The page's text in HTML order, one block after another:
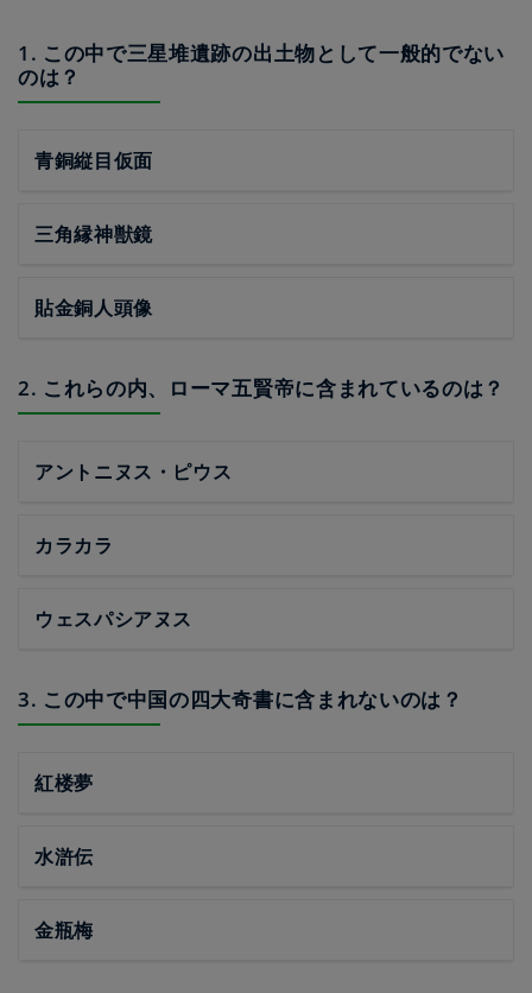
1. この中で三星堆遺跡の出土物として一般的でない
のは？
青銅縦目仮面
三角縁神獣鏡
貼金銅人頭像
2. これらの内、ローマ五賢帝に含まれているのは？
アントニヌス・ピウス
カラカラ
ウェスパシアヌス
3. この中で中国の四大奇書に含まれないのは？
紅楼夢
水滸伝
金瓶梅